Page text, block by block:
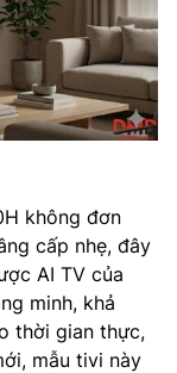
không đơn
cấp nhẹ, đây
AI TV của
minh, khả
thời gian thực,
mẫu tivi này